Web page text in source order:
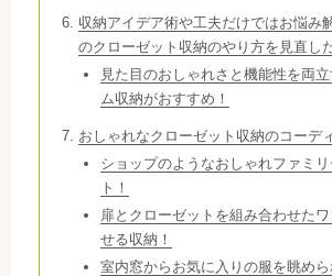
収納アイデア術や工夫だけではお悩み
のクローゼット収納のやり方を見直し
見た目のおしゃれさと機能性を両
ム収納がおすすめ！
おしゃれなクローゼット収納のコーデ
ショップのようなおしゃれファミ
ト！
扉とクローゼットを組み合わせた
せる収納！
室内窓からお気に入りの服を眺め